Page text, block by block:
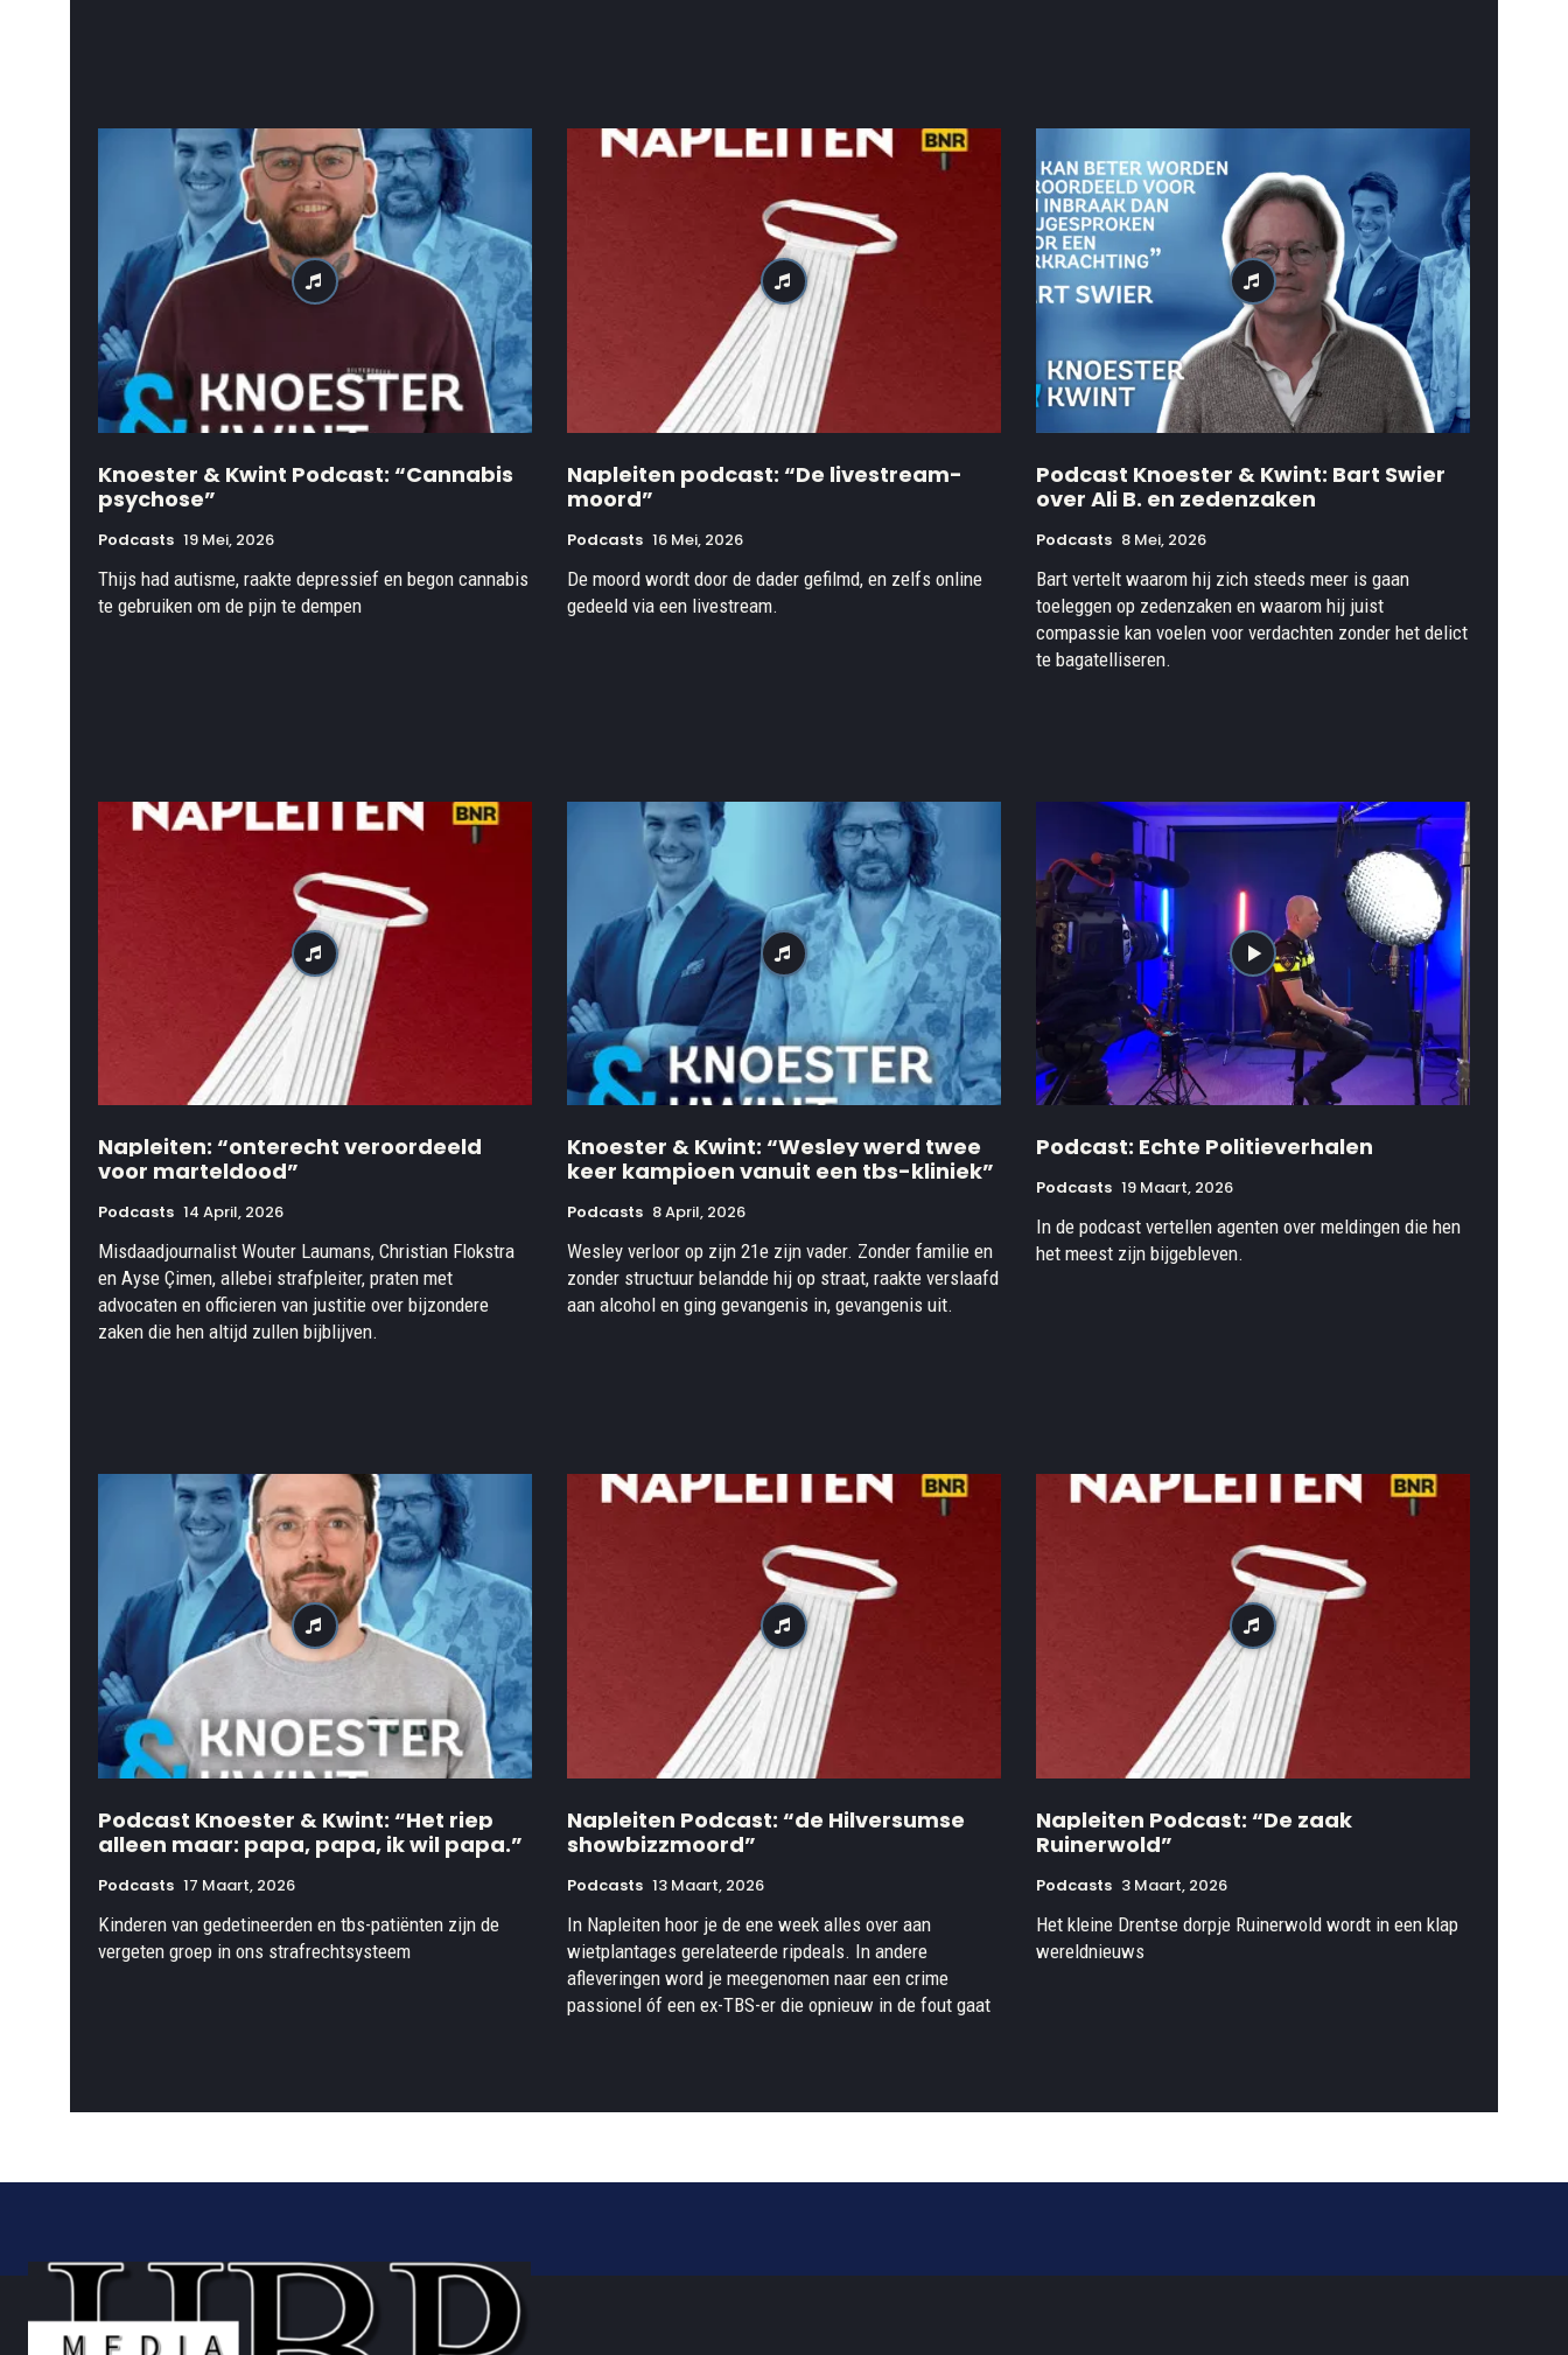
Knoester & Kwint Podcast: “Cannabis
psychose”
Podcasts 19 Mei, 2026
Thijs had autisme, raakte depressief en begon cannabis
te gebruiken om de pijn te dempen
Napleiten podcast: “De livestream-
moord”
Podcasts 16 Mei, 2026
De moord wordt door de dader gefilmd, en zelfs online
gedeeld via een livestream.
Podcast Knoester & Kwint: Bart Swier
over Ali B. en zedenzaken
Podcasts 8 Mei, 2026
Bart vertelt waarom hij zich steeds meer is gaan
toeleggen op zedenzaken en waarom hij juist
compassie kan voelen voor verdachten zonder het delict
te bagatelliseren.
Napleiten: “onterecht veroordeeld
voor marteldood”
Podcasts 14 April, 2026
Misdaadjournalist Wouter Laumans, Christian Flokstra
en Ayse Çimen, allebei strafpleiter, praten met
advocaten en officieren van justitie over bijzondere
zaken die hen altijd zullen bijblijven.
Knoester & Kwint: “Wesley werd twee
keer kampioen vanuit een tbs-kliniek”
Podcasts 8 April, 2026
Wesley verloor op zijn 21e zijn vader. Zonder familie en
zonder structuur belandde hij op straat, raakte verslaafd
aan alcohol en ging gevangenis in, gevangenis uit.
Podcast: Echte Politieverhalen
Podcasts 19 Maart, 2026
In de podcast vertellen agenten over meldingen die hen
het meest zijn bijgebleven.
Podcast Knoester & Kwint: “Het riep
alleen maar: papa, papa, ik wil papa.”
Podcasts 17 Maart, 2026
Kinderen van gedetineerden en tbs-patiënten zijn de
vergeten groep in ons strafrechtsysteem
Napleiten Podcast: “de Hilversumse
showbizzmoord”
Podcasts 13 Maart, 2026
In Napleiten hoor je de ene week alles over aan
wietplantages gerelateerde ripdeals. In andere
afleveringen word je meegenomen naar een crime
passionel óf een ex-TBS-er die opnieuw in de fout gaat
Napleiten Podcast: “De zaak
Ruinerwold”
Podcasts 3 Maart, 2026
Het kleine Drentse dorpje Ruinerwold wordt in een klap
wereldnieuws